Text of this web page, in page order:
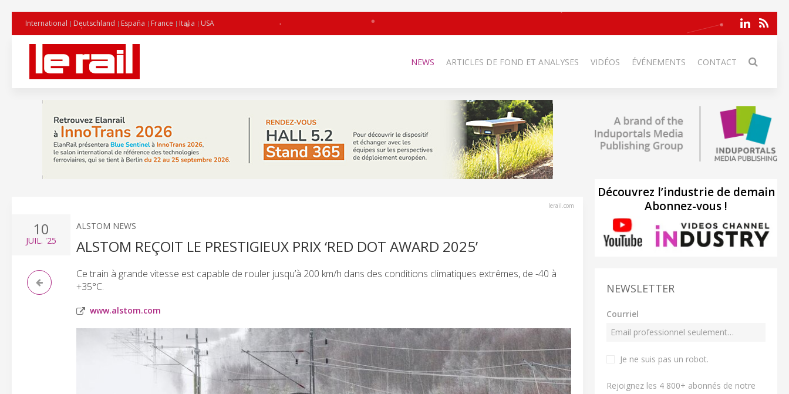
International Deutschland España France Italia USA
NEWS ARTICLES DE FOND ET ANALYSES VIDÉOS ÉVÉNEMENTS CONTACT
lerail.com
10
JUIL. '25
ALSTOM NEWS
ALSTOM REÇOIT LE PRESTIGIEUX PRIX ‘RED DOT AWARD 2025’
Ce train à grande vitesse est capable de rouler jusqu’à 200 km/h dans des conditions climatiques extrêmes, de -40 à
+35°C.
www.alstom.com
Découvrez l’industrie de demain
Abonnez-vous !
NEWSLETTER
Courriel
Je ne suis pas un robot.
Rejoignez les 4 800+ abonnés de notre